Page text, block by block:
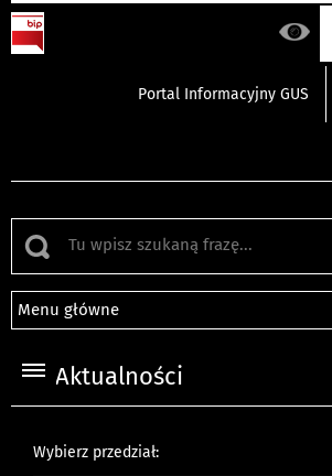
Portal Informacyjny GUS
Menu główne
Aktualności
Wybierz przedział: